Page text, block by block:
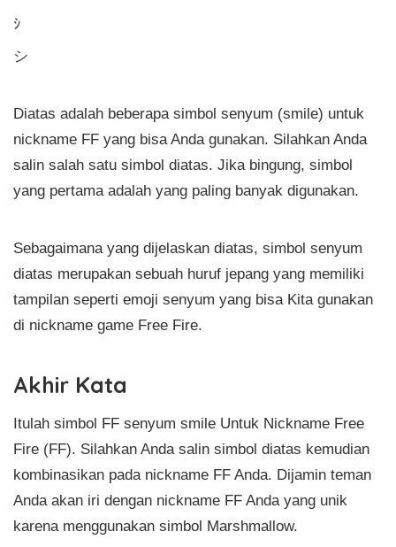
ｼ
シ
Diatas adalah beberapa simbol senyum (smile) untuk
nickname FF yang bisa Anda gunakan. Silahkan Anda
salin salah satu simbol diatas. Jika bingung, simbol
yang pertama adalah yang paling banyak digunakan.
Sebagaimana yang dijelaskan diatas, simbol senyum
diatas merupakan sebuah huruf jepang yang memiliki
tampilan seperti emoji senyum yang bisa Kita gunakan
di nickname game Free Fire.
Akhir Kata
Itulah simbol FF senyum smile Untuk Nickname Free
Fire (FF). Silahkan Anda salin simbol diatas kemudian
kombinasikan pada nickname FF Anda. Dijamin teman
Anda akan iri dengan nickname FF Anda yang unik
karena menggunakan simbol Marshmallow.